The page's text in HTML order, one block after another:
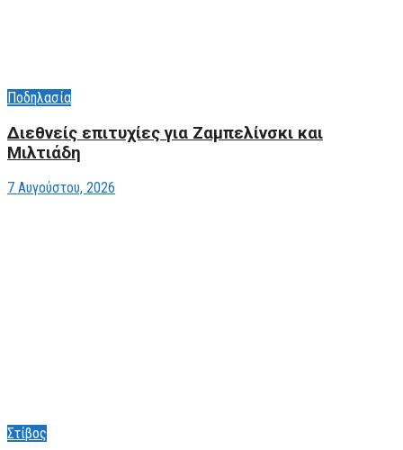
Ποδηλασία
Διεθνείς επιτυχίες για Ζαμπελίνσκι και
Μιλτιάδη
7 Αυγούστου, 2026
Στίβος